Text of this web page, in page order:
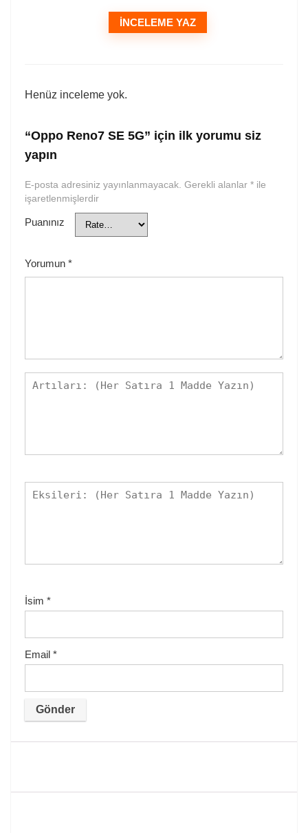
İNCELEME YAZ
Henüz inceleme yok.
“Oppo Reno7 SE 5G” için ilk yorumu siz
yapın
E-posta adresiniz yayınlanmayacak. Gerekli alanlar * ile
işaretlenmişlerdir
Puanınız
Yorumun *
İsim *
Email *